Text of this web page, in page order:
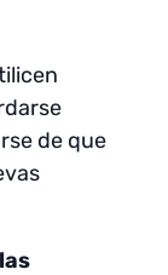
de que